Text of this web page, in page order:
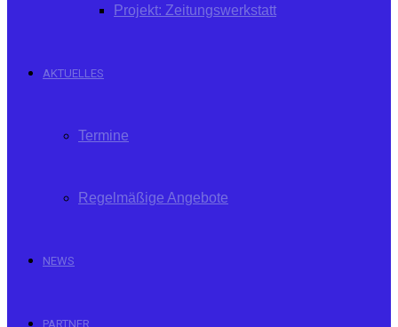
Projekt: Zeitungswerkstatt
AKTUELLES
Termine
Regelmäßige Angebote
NEWS
PARTNER